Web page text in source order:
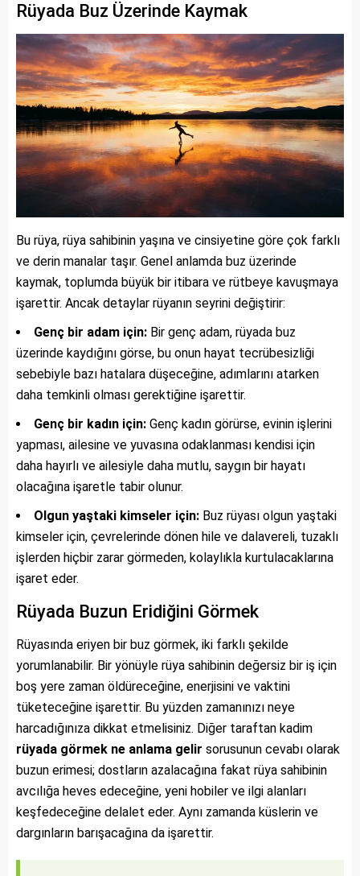
Rüyada Buz Üzerinde Kaymak
Bu rüya, rüya sahibinin yaşına ve cinsiyetine göre çok farklı
ve derin manalar taşır. Genel anlamda buz üzerinde
kaymak, toplumda büyük bir itibara ve rütbeye kavuşmaya
işarettir. Ancak detaylar rüyanın seyrini değiştirir:
Genç bir adam için: Bir genç adam, rüyada buz
üzerinde kaydığını görse, bu onun hayat tecrübesizliği
sebebiyle bazı hatalara düşeceğine, adımlarını atarken
daha temkinli olması gerektiğine işarettir.
Genç bir kadın için: Genç kadın görürse, evinin işlerini
yapması, ailesine ve yuvasına odaklanması kendisi için
daha hayırlı ve ailesiyle daha mutlu, saygın bir hayatı
olacağına işaretle tabir olunur.
Olgun yaştaki kimseler için: Buz rüyası olgun yaştaki
kimseler için, çevrelerinde dönen hile ve dalavereli, tuzaklı
işlerden hiçbir zarar görmeden, kolaylıkla kurtulacaklarına
işaret eder.
Rüyada Buzun Eridiğini Görmek
Rüyasında eriyen bir buz görmek, iki farklı şekilde
yorumlanabilir. Bir yönüyle rüya sahibinin değersiz bir iş için
boş yere zaman öldüreceğine, enerjisini ve vaktini
tüketeceğine işarettir. Bu yüzden zamanınızı neye
harcadığınıza dikkat etmelisiniz. Diğer taraftan kadim
rüyada görmek ne anlama gelir sorusunun cevabı olarak
buzun erimesi; dostların azalacağına fakat rüya sahibinin
avcılığa heves edeceğine, yeni hobiler ve ilgi alanları
keşfedeceğine delalet eder. Aynı zamanda küslerin ve
dargınların barışacağına da işarettir.